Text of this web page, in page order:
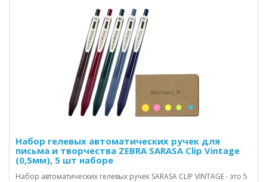
Набор гелевых автоматических ручек для
письма и творчества ZEBRA SARASA Clip Vintage
(0,5мм), 5 шт наборе
Набор автоматических гелевых ручек SARASA CLIP VINTAGE - это 5